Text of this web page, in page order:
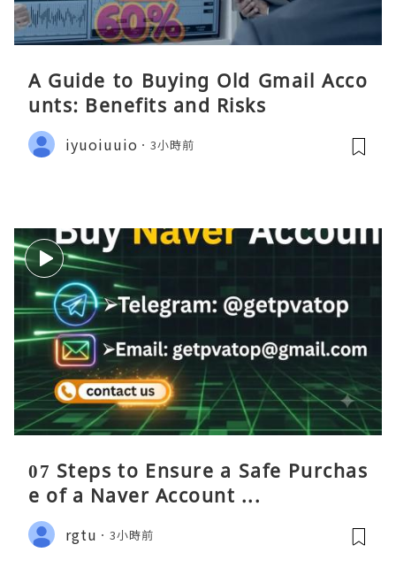
A Guide to Buying Old Gmail Acco
unts: Benefits and Risks
iyuoiuuio 3小時前
07 Steps to Ensure a Safe Purchas
e of a Naver Account ...
rgtu 3小時前